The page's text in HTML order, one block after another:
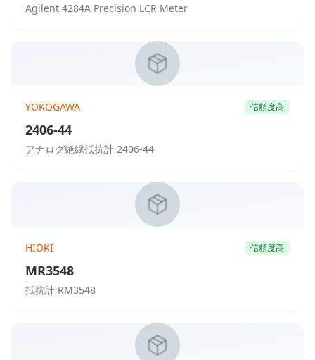
Agilent 4284A Precision LCR Meter
YOKOGAWA 信頼度高
2406-44
アナログ絶縁抵抗計 2406-44
HIOKI 信頼度高
MR3548
抵抗計 RM3548